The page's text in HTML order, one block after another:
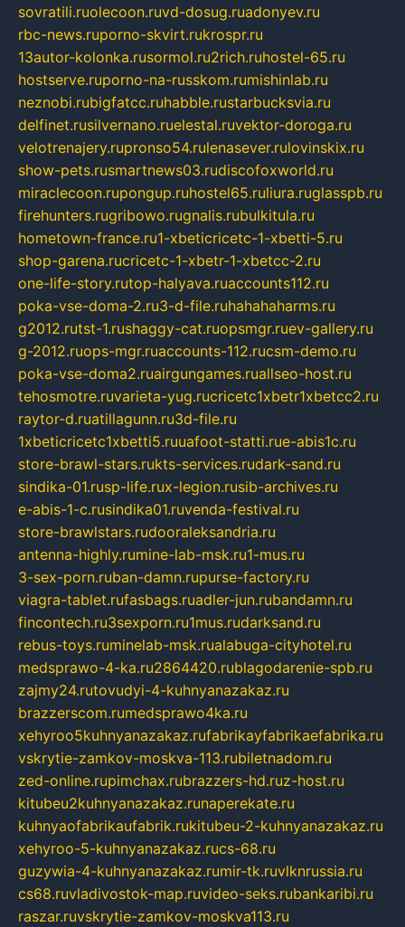
sovratili.ruolecoon.ruvd-dosug.ruadonyev.ru
rbc-news.ruporno-skvirt.rukrospr.ru
13autor-kolonka.rusormol.ru2rich.ruhostel-65.ru
hostserve.ruporno-na-russkom.rumishinlab.ru
neznobi.rubigfatcc.ruhabble.rustarbucksvia.ru
delfinet.rusilvernano.ruelestal.ruvektor-doroga.ru
velotrenajery.rupronso54.rulenasever.rulovinskix.ru
show-pets.rusmartnews03.rudiscofoxworld.ru
miraclecoon.rupongup.ruhostel65.ruliura.ruglasspb.ru
firehunters.rugribowo.rugnalis.rubulkitula.ru
hometown-france.ru1-xbeticricetc-1-xbetti-5.ru
shop-garena.rucricetc-1-xbetr-1-xbetcc-2.ru
one-life-story.rutop-halyava.ruaccounts112.ru
poka-vse-doma-2.ru3-d-file.ruhahahaharms.ru
g2012.rutst-1.rushaggy-cat.ruopsmgr.ruev-gallery.ru
g-2012.ruops-mgr.ruaccounts-112.rucsm-demo.ru
poka-vse-doma2.ruairgungames.ruallseo-host.ru
tehosmotre.ruvarieta-yug.rucricetc1xbetr1xbetcc2.ru
raytor-d.ruatillagunn.ru3d-file.ru
1xbeticricetc1xbetti5.ruuafoot-statti.rue-abis1c.ru
store-brawl-stars.rukts-services.rudark-sand.ru
sindika-01.rusp-life.rux-legion.rusib-archives.ru
e-abis-1-c.rusindika01.ruvenda-festival.ru
store-brawlstars.rudooraleksandria.ru
antenna-highly.rumine-lab-msk.ru1-mus.ru
3-sex-porn.ruban-damn.rupurse-factory.ru
viagra-tablet.rufasbags.ruadler-jun.rubandamn.ru
fincontech.ru3sexporn.ru1mus.rudarksand.ru
rebus-toys.ruminelab-msk.rualabuga-cityhotel.ru
medsprawo-4-ka.ru2864420.rublagodarenie-spb.ru
zajmy24.rutovudyi-4-kuhnyanazakaz.ru
brazzerscom.rumedsprawo4ka.ru
xehyroo5kuhnyanazakaz.rufabrikayfabrikaefabrika.ru
vskrytie-zamkov-moskva-113.rubiletnadom.ru
zed-online.rupimchax.rubrazzers-hd.ruz-host.ru
kitubeu2kuhnyanazakaz.runaperekate.ru
kuhnyaofabrikaufabrik.rukitubeu-2-kuhnyanazakaz.ru
xehyroo-5-kuhnyanazakaz.rucs-68.ru
guzywia-4-kuhnyanazakaz.rumir-tk.ruvlknrussia.ru
cs68.ruvladivostok-map.ruvideo-seks.rubankaribi.ru
raszar.ruvskrytie-zamkov-moskva113.ru